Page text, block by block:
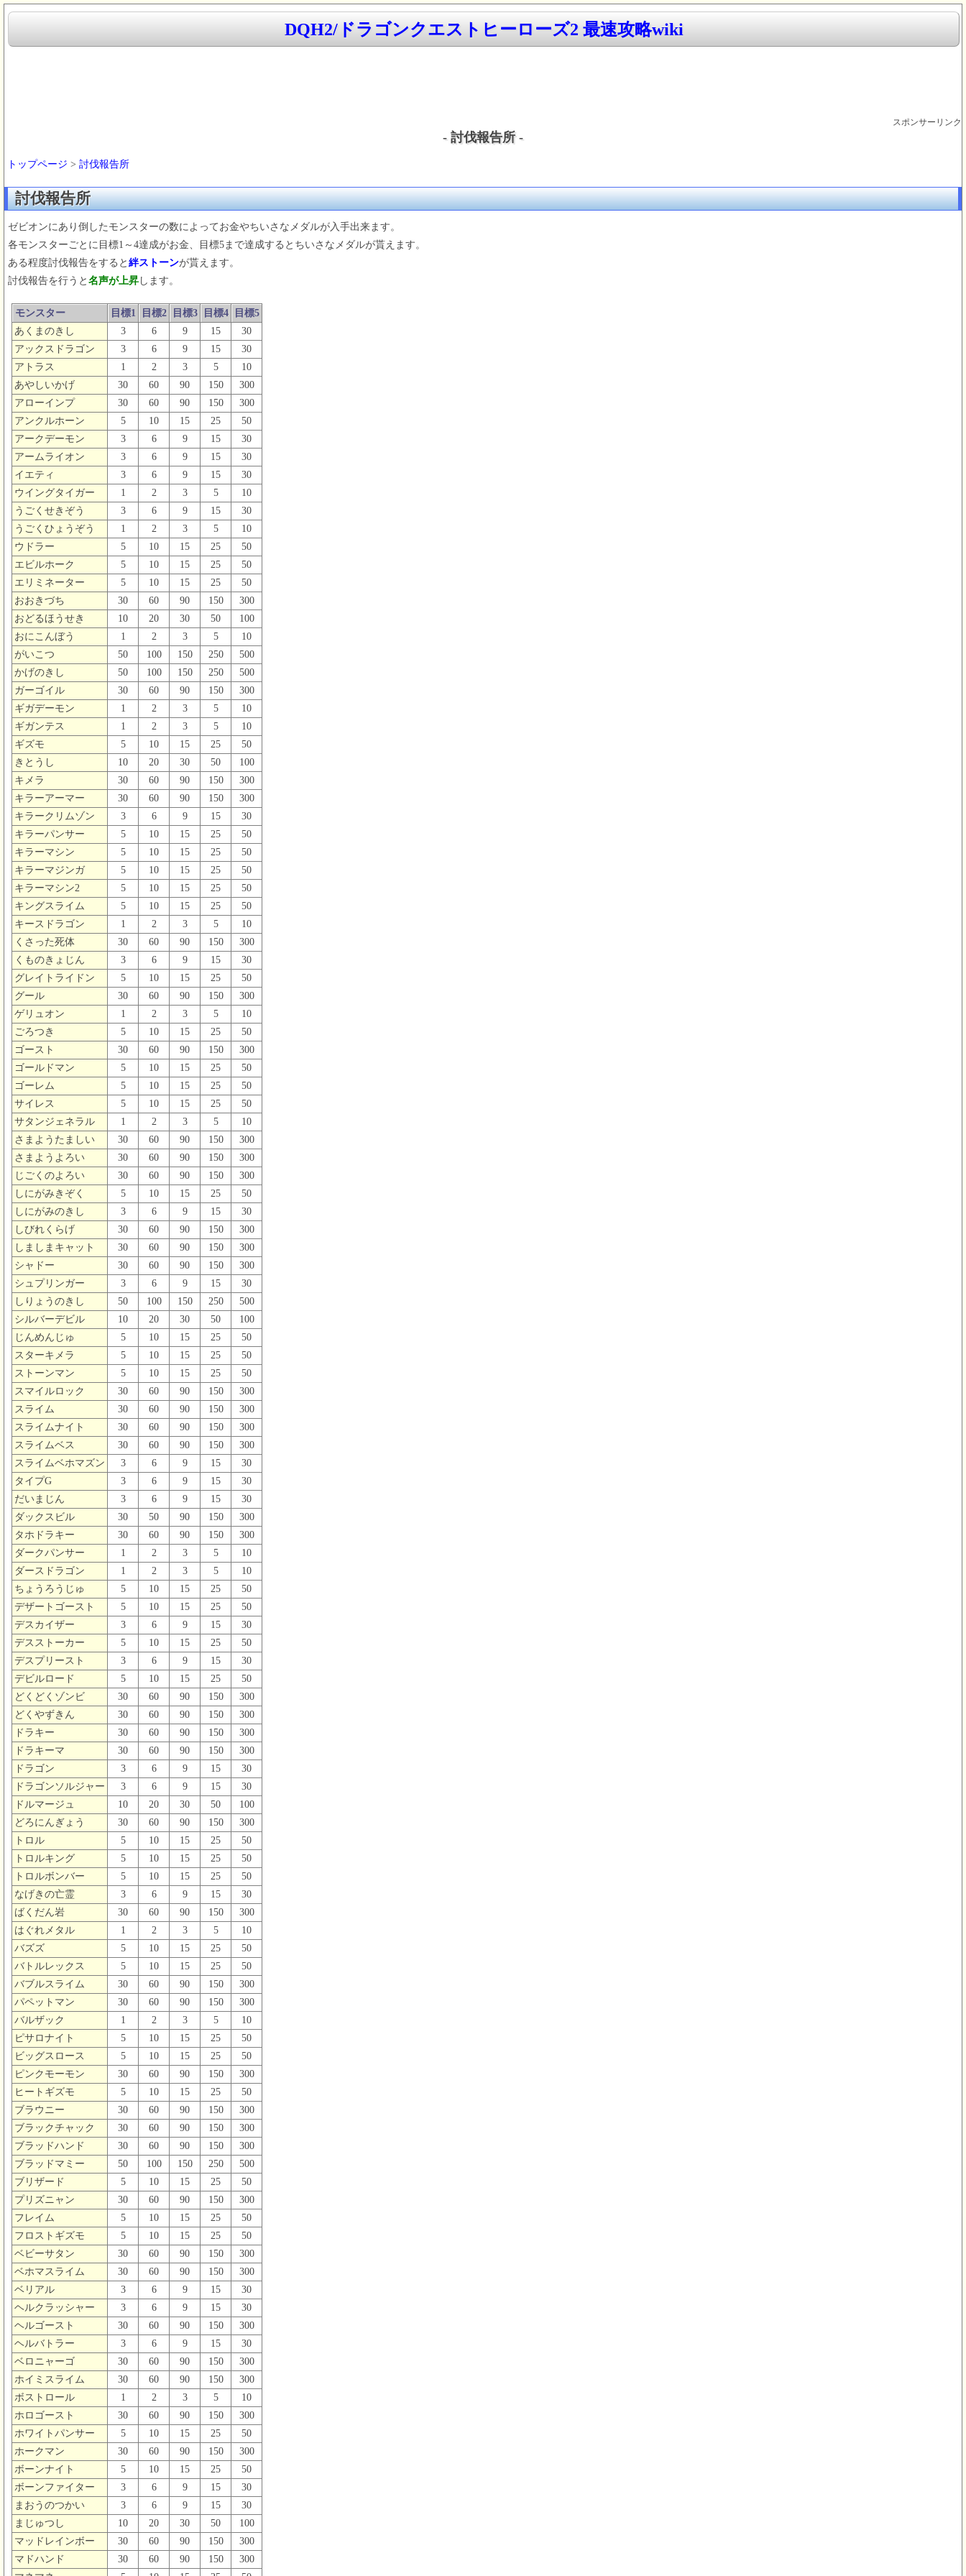
DQH2/ドラゴンクエストヒーローズ2 最速攻略wiki
スポンサーリンク
- 討伐報告所 -
トップページ > 討伐報告所
討伐報告所
ゼビオンにあり倒したモンスターの数によってお金やちいさなメダルが入手出来ます。
各モンスターごとに目標1～4達成がお金、目標5まで達成するとちいさなメダルが貰えます。
ある程度討伐報告をすると 絆ストーンが貰えます。
討伐報告を行うと 名声が上昇 します。
モンスター 目標1 目標2 目標3 目標4
目標5
あくまのきし
3 6 9 15
30
アックスドラゴン
3 6 9 15
30
アトラス
1 2 3 5
10
あやしいかげ
30 60 90 150
300
アローインプ
30 60 90 150
300
アンクルホーン
5 10 15 25
50
アークデーモン
3 6 9 15
30
アームライオン
3 6 9 15
30
イエティ
3 6 9 15
30
ウイングタイガー
1 2 3 5
10
うごくせきぞう
3 6 9 15
30
うごくひょうぞう
1 2 3 5
10
ウドラー
5 10 15 25
50
エビルホーク
5 10 15 25
50
エリミネーター
5 10 15 25
50
おおきづち
30 60 90 150
300
おどるほうせき
10 20 30 50
100
おにこんぼう
1 2 3 5
10
がいこつ
50 100 150 250
500
かげのきし
50 100 150 250
500
ガーゴイル
30 60 90 150
300
ギガデーモン
1 2 3 5
10
ギガンテス
1 2 3 5
10
ギズモ
5 10 15 25
50
きとうし
10 20 30 50
100
キメラ
30 60 90 150
300
キラーアーマー
30 60 90 150
300
キラークリムゾン
3 6 9 15
30
キラーパンサー
5 10 15 25
50
キラーマシン
5 10 15 25
50
キラーマジンガ
5 10 15 25
50
キラーマシン2
5 10 15 25
50
キングスライム
5 10 15 25
50
キースドラゴン
1 2 3 5
10
くさった死体
30 60 90 150
300
くものきょじん
3 6 9 15
30
グレイトライドン
5 10 15 25
50
グール
30 60 90 150
300
ゲリュオン
1 2 3 5
10
ごろつき
5 10 15 25
50
ゴースト
30 60 90 150
300
ゴールドマン
5 10 15 25
50
ゴーレム
5 10 15 25
50
サイレス
5 10 15 25
50
サタンジェネラル
1 2 3 5
10
さまようたましい
30 60 90 150
300
さまようよろい
30 60 90 150
300
じごくのよろい
30 60 90 150
300
しにがみきぞく
5 10 15 25
50
しにがみのきし
3 6 9 15
30
しびれくらげ
30 60 90 150
300
しましまキャット
30 60 90 150
300
シャドー
30 60 90 150
300
シュプリンガー
3 6 9 15
30
しりょうのきし
50 100 150 250
500
シルバーデビル
10 20 30 50
100
じんめんじゅ
5 10 15 25
50
スターキメラ
5 10 15 25
50
ストーンマン
5 10 15 25
50
スマイルロック
30 60 90 150
300
スライム
30 60 90 150
300
スライムナイト
30 60 90 150
300
スライムベス
30 60 90 150
300
スライムベホマズン
3 6 9 15
30
タイプG
3 6 9 15
30
だいまじん
3 6 9 15
30
ダックスビル
30 50 90 150
300
タホドラキー
30 60 90 150
300
ダークパンサー
1 2 3 5
10
ダースドラゴン
1 2 3 5
10
ちょうろうじゅ
5 10 15 25
50
デザートゴースト
5 10 15 25
50
デスカイザー
3 6 9 15
30
デスストーカー
5 10 15 25
50
デスプリースト
3 6 9 15
30
デビルロード
5 10 15 25
50
どくどくゾンビ
30 60 90 150
300
どくやずきん
30 60 90 150
300
ドラキー
30 60 90 150
300
ドラキーマ
30 60 90 150
300
ドラゴン
3 6 9 15
30
ドラゴンソルジャー
3 6 9 15
30
ドルマージュ
10 20 30 50
100
どろにんぎょう
30 60 90 150
300
トロル
5 10 15 25
50
トロルキング
5 10 15 25
50
トロルボンバー
5 10 15 25
50
なげきの亡霊
3 6 9 15
30
ばくだん岩
30 60 90 150
300
はぐれメタル
1 2 3 5
10
バズズ
5 10 15 25
50
バトルレックス
5 10 15 25
50
バブルスライム
30 60 90 150
300
パペットマン
30 60 90 150
300
バルザック
1 2 3 5
10
ピサロナイト
5 10 15 25
50
ビッグスロース
5 10 15 25
50
ピンクモーモン
30 60 90 150
300
ヒートギズモ
5 10 15 25
50
ブラウニー
30 60 90 150
300
ブラックチャック
30 60 90 150
300
ブラッドハンド
30 60 90 150
300
ブラッドマミー
50 100 150 250
500
ブリザード
5 10 15 25
50
プリズニャン
30 60 90 150
300
フレイム
5 10 15 25
50
フロストギズモ
5 10 15 25
50
ベビーサタン
30 60 90 150
300
ベホマスライム
30 60 90 150
300
ベリアル
3 6 9 15
30
ヘルクラッシャー
3 6 9 15
30
ヘルゴースト
30 60 90 150
300
ヘルバトラー
3 6 9 15
30
ベロニャーゴ
30 60 90 150
300
ホイミスライム
30 60 90 150
300
ボストロール
1 2 3 5
10
ホロゴースト
30 60 90 150
300
ホワイトパンサー
5 10 15 25
50
ホークマン
30 60 90 150
300
ボーンナイト
5 10 15 25
50
ボーンファイター
3 6 9 15
30
まおうのつかい
3 6 9 15
30
まじゅつし
10 20 30 50
100
マッドレインボー
30 60 90 150
300
マドハンド
30 60 90 150
300